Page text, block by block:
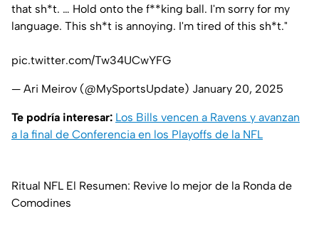
that sh*t. … Hold onto the f**king ball. I'm sorry for my
language. This sh*t is annoying. I'm tired of this sh*t."
pic.twitter.com/Tw34UCwYFG
— Ari Meirov (@MySportsUpdate) January 20, 2025
Te podría interesar: Los Bills vencen a Ravens y avanzan
a la final de Conferencia en los Playoffs de la NFL
Ritual NFL El Resumen: Revive lo mejor de la Ronda de
Comodines